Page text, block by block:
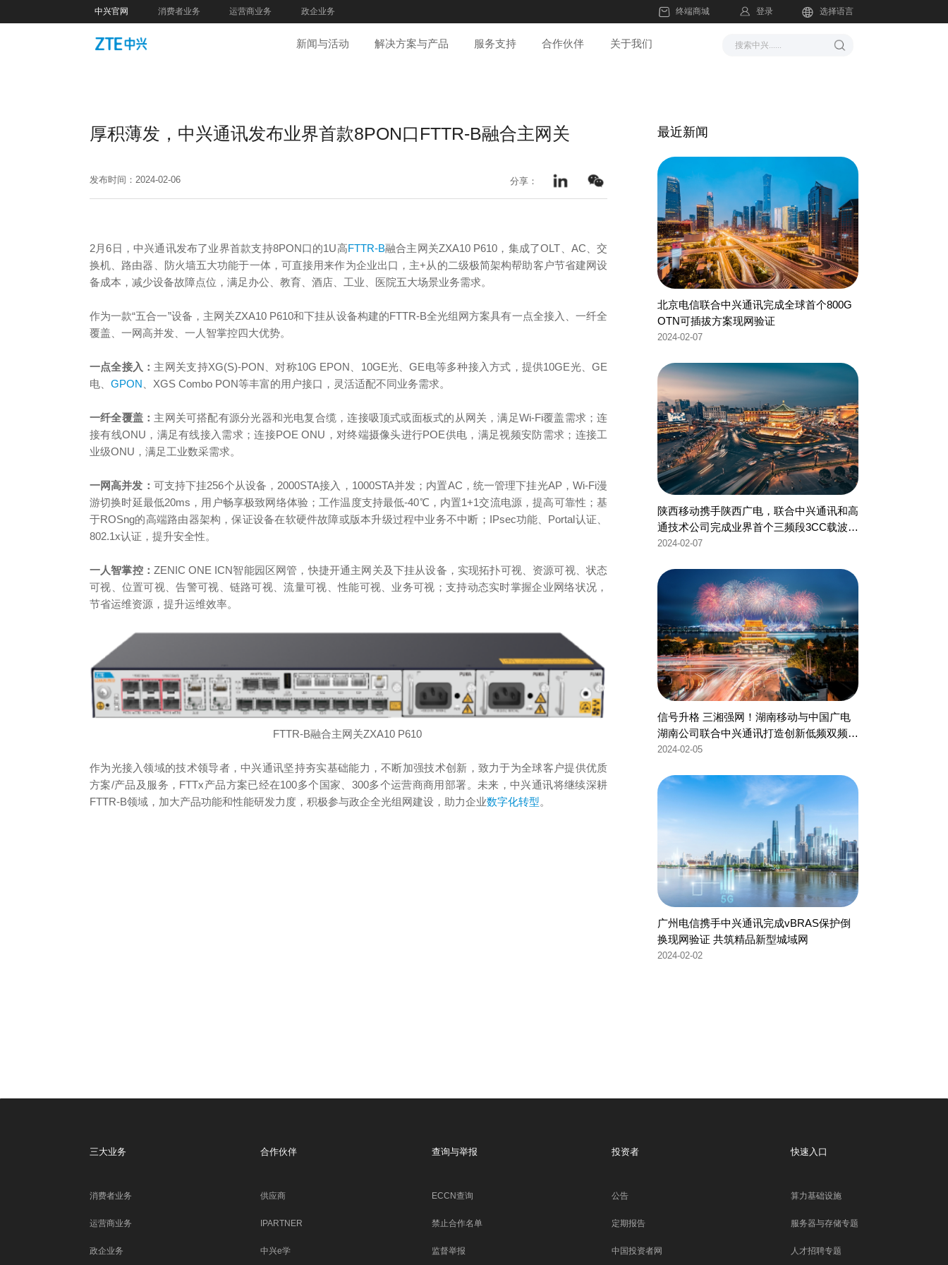
中兴官网 消费者业务 运营商业务 政企业务 终端商城 登录 选择语言
新闻与活动 解决方案与产品 服务支持 合作伙伴 关于我们
厚积薄发，中兴通讯发布业界首款8PON口FTTR-B融合主网关
发布时间：2024-02-06 分享：
2月6日，中兴通讯发布了业界首款支持8PON口的1U高FTTR-B融合主网关ZXA10 P610，集成了OLT、AC、交
换机、路由器、防火墙五大功能于一体，可直接用来作为企业出口，主+从的二级极简架构帮助客户节省建网设
备成本，减少设备故障点位，满足办公、教育、酒店、工业、医院五大场景业务需求。
作为一款“五合一”设备，主网关ZXA10 P610和下挂从设备构建的FTTR-B全光组网方案具有一点全接入、一纤全
覆盖、一网高并发、一人智掌控四大优势。
一点全接入： 主网关支持XG(S)-PON、对称10G EPON、10GE光、GE电等多种接入方式，提供10GE光、GE
电、 GPON 、XGS Combo PON等丰富的用户接口，灵活适配不同业务需求。
一纤全覆盖： 主网关可搭配有源分光器和光电复合缆，连接吸顶式或面板式的从网关，满足Wi-Fi覆盖需求；连
接有线ONU，满足有线接入需求；连接POE ONU，对终端摄像头进行POE供电，满足视频安防需求；连接工
业级ONU，满足工业数采需求。
一网高并发： 可支持下挂256个从设备，2000STA接入，1000STA并发；内置AC，统一管理下挂光AP，Wi-Fi漫
游切换时延最低20ms，用户畅享极致网络体验；工作温度支持最低-40℃，内置1+1交流电源，提高可靠性；基
于ROSng的高端路由器架构，保证设备在软硬件故障或版本升级过程中业务不中断；IPsec功能、Portal认证、
802.1x认证，提升安全性。
一人智掌控： ZENIC ONE ICN智能园区网管，快捷开通主网关及下挂从设备，实现拓扑可视、资源可视、状态
可视、位置可视、告警可视、链路可视、流量可视、性能可视、业务可视；支持动态实时掌握企业网络状况，
节省运维资源，提升运维效率。
FTTR-B融合主网关ZXA10 P610
作为光接入领域的技术领导者，中兴通讯坚持夯实基础能力，不断加强技术创新，致力于为全球客户提供优质
方案/产品及服务，FTTx产品方案已经在100多个国家、300多个运营商商用部署。未来，中兴通讯将继续深耕
FTTR-B领域，加大产品功能和性能研发力度，积极参与政企全光组网建设，助力企业数字化转型。
最近新闻
北京电信联合中兴通讯完成全球首个800G
OTN可插拔方案现网验证
2024-02-07
陕西移动携手陕西广电，联合中兴通讯和高
通技术公司完成业界首个三频段3CC载波聚
合技术验证，打造5G-A高价值用户极致体
2024-02-07
信号升格 三湘强网！湖南移动与中国广电
湖南公司联合中兴通讯打造创新低频双频基
站
2024-02-05
广州电信携手中兴通讯完成vBRAS保护倒
换现网验证 共筑精品新型城域网
2024-02-02
三大业务
消费者业务
运营商业务
政企业务
合作伙伴
供应商
IPARTNER
中兴e学
查询与举报
ECCN查询
禁止合作名单
监督举报
投资者
公告
定期报告
中国投资者网
快速入口
算力基础设施
服务器与存储专题
人才招聘专题